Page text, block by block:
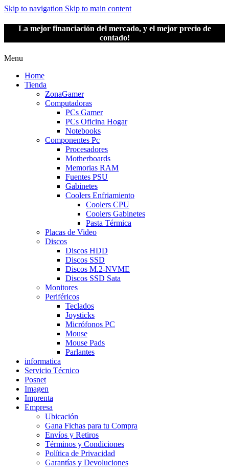
Skip to navigation Skip to main content
La mejor financiación del mercado, y el mejor precio de
contado!
Menu
Home
Tienda
ZonaGamer
Computadoras
PCs Gamer
PCs Oficina Hogar
Notebooks
Componentes Pc
Procesadores
Motherboards
Memorias RAM
Fuentes PSU
Gabinetes
Coolers Enfriamiento
Coolers CPU
Coolers Gabinetes
Pasta Térmica
Placas de Video
Discos
Discos HDD
Discos SSD
Discos M.2-NVME
Discos SSD Sata
Monitores
Periféricos
Teclados
Joysticks
Micrófonos PC
Mouse
Mouse Pads
Parlantes
informatica
Servicio Técnico
Posnet
Imagen
Imprenta
Empresa
Ubicación
Gana Fichas para tu Compra
Envíos y Retiros
Términos y Condiciones
Política de Privacidad
Garantías y Devoluciones